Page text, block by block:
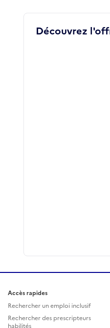
Découvrez
Accès rapides
Rechercher un emploi inclusif
Rechercher des prescripteurs
habilités